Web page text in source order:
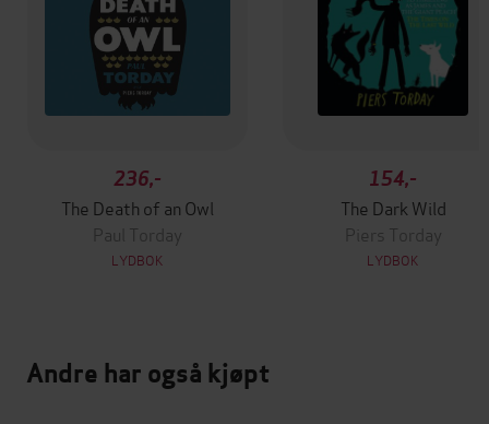
236,-
The Death of an Owl
Paul Torday
LYDBOK
154,-
The Dark Wild
Piers Torday
LYDBOK
Andre har også kjøpt